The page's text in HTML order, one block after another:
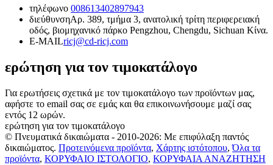
τηλέφωνο 008613402897943
διεύθυνσηΑρ. 389, τμήμα 3, ανατολική τρίτη περιφερειακή
οδός, βιομηχανικό πάρκο Pengzhou, Chengdu, Sichuan Κίνα.
E-MAILricj@cd-ricj.com
ερώτηση για τον τιμοκατάλογο
Για ερωτήσεις σχετικά με τον τιμοκατάλογο των προϊόντων μας,
αφήστε το email σας σε εμάς και θα επικοινωνήσουμε μαζί σας
εντός 12 ωρών.
ερώτηση για τον τιμοκατάλογο
© Πνευματικά δικαιώματα - 2010-2026: Με επιφύλαξη παντός
δικαιώματος. Προτεινόμενα προϊόντα, Χάρτης ιστότοπου,Όλα τα
προϊόντα, ΚΟΡΥΦΑΙΟ ΙΣΤΟΛΟΓΙΟ, ΚΟΡΥΦΑΙΑ ΑΝΑΖΗΤΗΣΗ